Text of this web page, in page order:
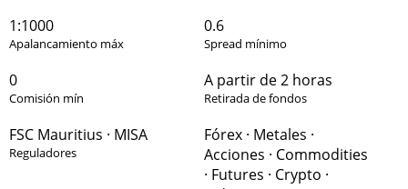
1:1000
Apalancamiento máx
0.6
Spread mínimo
0
Comisión mín
A partir de 2 horas
Retirada de fondos
FSC Mauritius · MISA
Reguladores
Fórex · Metales ·
Acciones · Commodities
· Futures · Crypto ·